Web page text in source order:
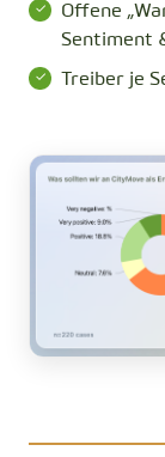
Offene
Sentiment
Treiber je